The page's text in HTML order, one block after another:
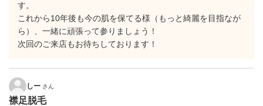
す。
これから10年後も今の肌を保てる様（もっと綺麗を目指なが
ら）、一緒に頑張って参りましょう！
次回のご来店もお待ちしております！
しー さん
襟足脱毛